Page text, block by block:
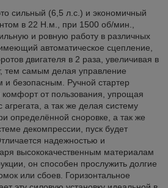
сильный (6,5 л.с.) и экономичный
в 22 Н.м., при 1500 об/мин.,
и ровную работу в различных
автоматическое сцепление,
двигателя в 2 раза, увеличивая в
тем самым делая управление
и безопасным. Ручной стартер
от пользования, упрощая
агрегата, а так же делая систему
определённой сноровке, а так же
декомпрессии, пуск будет
надежностью и
высококачественным материалам
он способен прослужить долгие
или сбоев. Горизонтальное